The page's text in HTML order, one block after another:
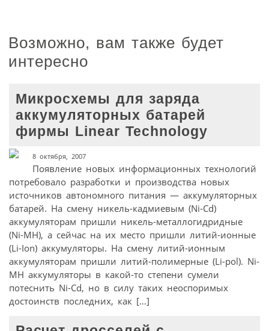
Возможно, вам также будет
интересно
Микросхемы для заряда
аккумуляторных батарей
фирмы Linear Technology
8 октября, 2007
Появление новых информационных технологий
потребовало разработки и производства новых
источников автономного питания — аккумуляторных
батарей. На смену никель-кадмиевым (Ni-Cd)
аккумуляторам пришли никель-металлогидридные
(Ni-MH), а сейчас на их место пришли литий-ионные
(Li-Ion) аккумуляторы. На смену литий-ионным
аккумуляторам пришли литий-полимерные (Li-pol). Ni-
MH аккумуляторы в какой-то степени сумели
потеснить Ni-Cd, но в силу таких неоспоримых
достоинств последних, как […]